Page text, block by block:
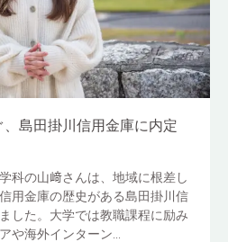
島田掛川信用金庫に内定
科の山﨑さんは、地域に根差し
用金庫の歴史がある島田掛川信
した。大学では教職課程に励み
や海外インターン...